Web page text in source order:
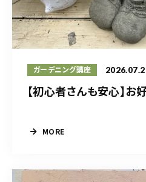
ガーデニング講座
【初心者さんも安心】お
MORE